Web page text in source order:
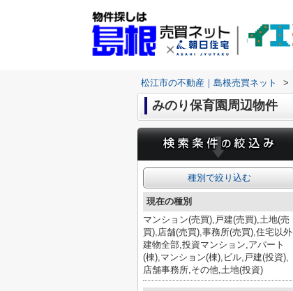
松江市の不動産｜島根売買ネット >
みのり保育園周辺物件
種別で絞り込む
現在の種別
マンション(売買),戸建(売買),土地(売
買),店舗(売買),事務所(売買),住宅以外
建物全部,投資マンション,アパート
(棟),マンション(棟),ビル,戸建(投資),
店舗事務所,その他,土地(投資)